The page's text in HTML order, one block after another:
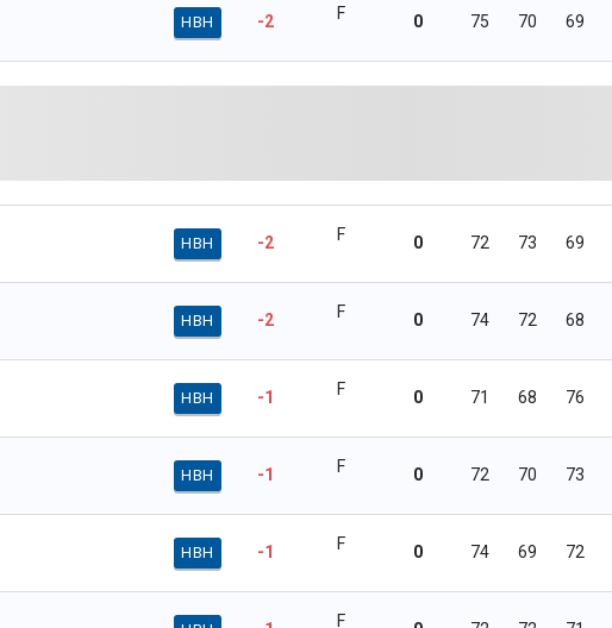
HBH -2 F 0 75 70 69
HBH -2 F 0 72 73 69
HBH -2 F 0 74 72 68
HBH -1 F 0 71 68 76
HBH -1 F 0 72 70 73
HBH -1 F 0 74 69 72
F